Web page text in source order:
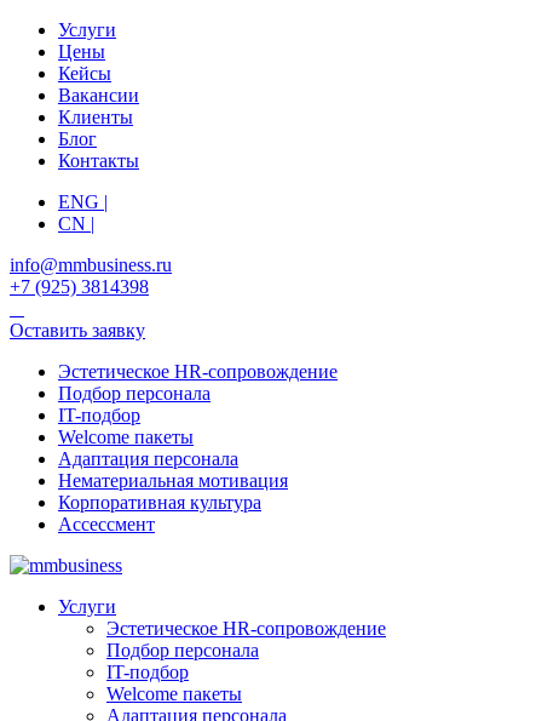
Услуги
Цены
Кейсы
Вакансии
Клиенты
Блог
Контакты
ENG |
CN |
info@mmbusiness.ru
+7 (925) 3814398
Оставить заявку
Эстетическое HR-сопровождение
Подбор персонала
IT-подбор
Welcome пакеты
Адаптация персонала
Нематериальная мотивация
Корпоративная культура
Ассессмент
Услуги
Эстетическое HR-сопровождение
Подбор персонала
IT-подбор
Welcome пакеты
Адаптация персонала